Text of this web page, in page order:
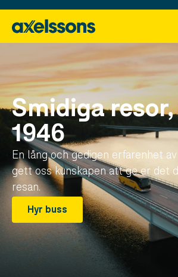
Smidiga
1946
En lång och gedigen erfarenhet
gett oss kunskapen att ge er det
resan.
Hyr buss